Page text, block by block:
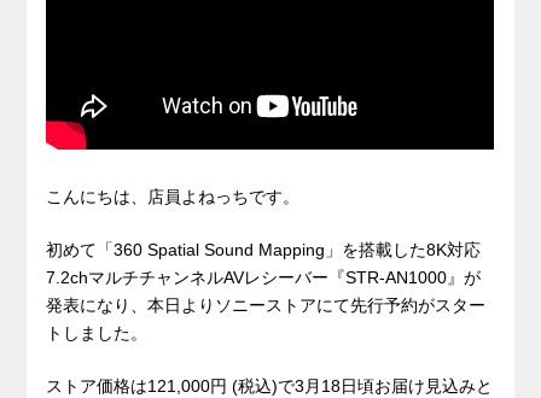
こんにちは、店員よねっちです。
初めて「360 Spatial Sound Mapping」を搭載した8K対応
7.2chマルチチャンネルAVレシーバー『STR-AN1000』が
発表になり、本日よりソニーストアにて先行予約がスター
トしました。
ストア価格は121,000円 (税込)で3月18日頃お届け見込みと